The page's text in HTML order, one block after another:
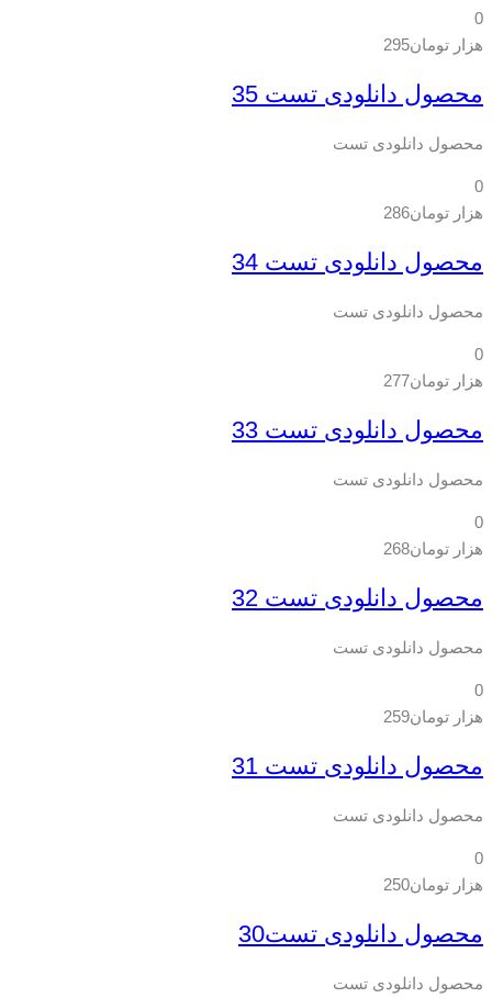
0
هزار تومان295
محصول دانلودی تست 35
محصول دانلودی تست
0
هزار تومان286
محصول دانلودی تست 34
محصول دانلودی تست
0
هزار تومان277
محصول دانلودی تست 33
محصول دانلودی تست
0
هزار تومان268
محصول دانلودی تست 32
محصول دانلودی تست
0
هزار تومان259
محصول دانلودی تست 31
محصول دانلودی تست
0
هزار تومان250
محصول دانلودی تست30
محصول دانلودی تست